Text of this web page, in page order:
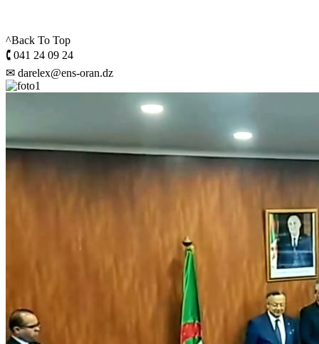
^Back To Top
🕻 041 24 09 24
✉ darelex@ens-oran.dz